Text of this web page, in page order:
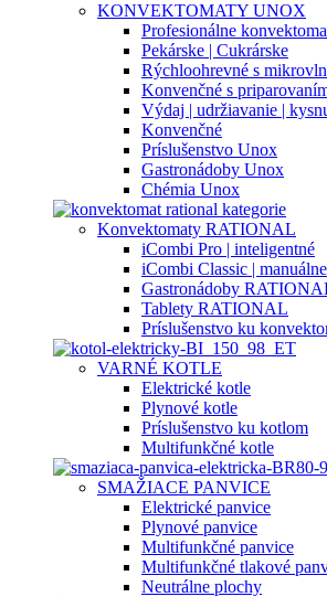
KONVEKTOMATY UNOX
Profesionálne
Pekárske | Cukrárske
Rýchloohrevné s
Konvenčné s
Výdaj | udržiavanie |
Konvenčné
Príslušenstvo Unox
Gastronádoby Unox
Chémia Unox
Konvektomaty RATIONAL
iCombi Pro | inteligentné
iCombi Classic | manuálne
Gastronádoby
Tablety RATIONAL
Príslušenstvo ku
VARNÉ KOTLE
Elektrické kotle
Plynové kotle
Príslušenstvo ku kotlom
Multifunkčné kotle
SMAŽIACE PANVICE
Elektrické panvice
Plynové panvice
Multifunkčné panvice
Multifunkčné tlakové
Neutrálne plochy